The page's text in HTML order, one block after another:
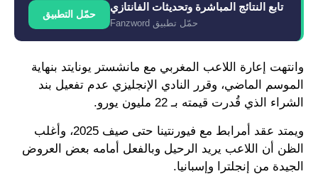
تابع النتائج المباشرة وتحديثات الفانتازي
حمّل تطبيق Fanzword
حمّل التطبيق
وانتهت إعارة اللاعب المغربي مع مانشستر يونايتد بنهاية
الموسم الماضي، وقرر النادي الإنجليزي عدم تفعيل بند
الشراء الذي قُدرت قيمته بـ 22 مليون يورو.
ويمتد عقد أمرابط مع فيورنتينا حتى صيف 2025، وأغلب
الظن أن اللاعب يريد الرحيل وبالفعل أمامه بعض العروض
الجيدة من إنجلترا وإسبانيا.